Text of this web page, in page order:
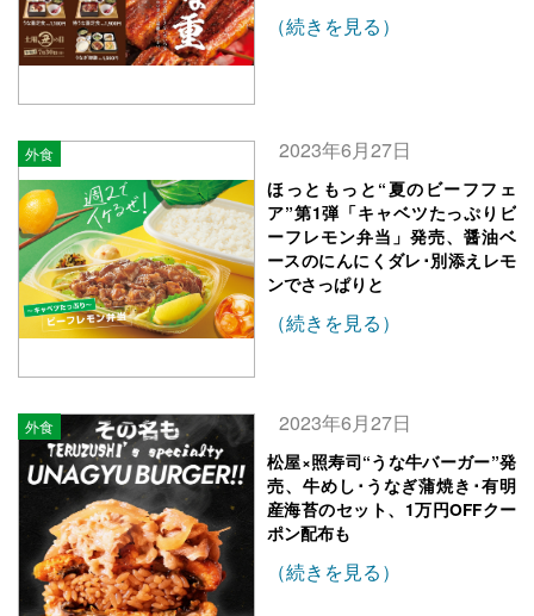
（続きを見る）
外食 2023年6月27日
ほっともっと“夏のビーフフェ
ア”第1弾「キャベツたっぷりビ
ーフレモン弁当」発売、醤油ベ
ースのにんにくダレ･別添えレモ
ンでさっぱりと
（続きを見る）
外食 2023年6月27日
松屋×照寿司“うな牛バーガー”発
売、牛めし･うなぎ蒲焼き･有明
産海苔のセット、1万円OFFクー
ポン配布も
（続きを見る）